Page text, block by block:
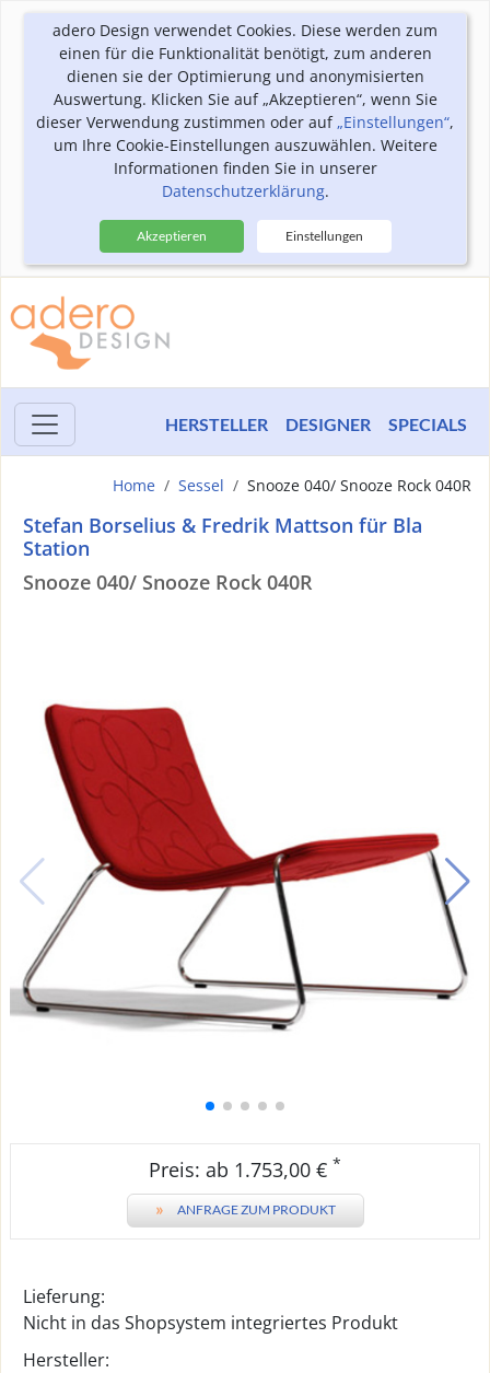
adero Design verwendet Cookies. Diese werden zum
einen für die Funktionalität benötigt, zum anderen
dienen sie der Optimierung und anonymisierten
Auswertung. Klicken Sie auf „Akzeptieren“, wenn Sie
dieser Verwendung zustimmen oder auf„Einstellungen“,
um Ihre Cookie-Einstellungen auszuwählen. Weitere
Informationen finden Sie in unserer
Datenschutzerklärung.
Akzeptieren Einstellungen
HERSTELLER DESIGNER SPECIALS
Home Sessel Snooze 040/ Snooze Rock 040R
Stefan Borselius & Fredrik Mattson für Bla
Station
Snooze 040/ Snooze Rock 040R
Preis: ab 1.753,00 € *
» ANFRAGE ZUM PRODUKT
Lieferung:
Nicht in das Shopsystem integriertes Produkt
Hersteller: